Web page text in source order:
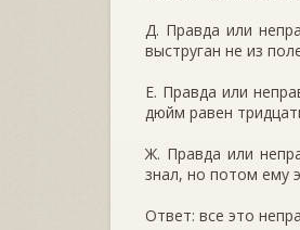
Д. Правда или
выструган не из
Е. Правда или
дюйм равен
Ж. Правда или
знал, но потом ему
Ответ: все это